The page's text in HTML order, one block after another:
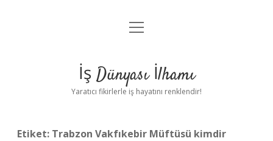
Anasayfa
Yasal Uyarı
menüyü
İş Dünyası İlhamı
Yaratıcı fikirlerle iş hayatını renklendir!
Etiket: Trabzon Vakfıkebir Müftüsü kimdir